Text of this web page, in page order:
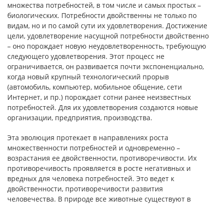
множества потребностей, в том числе и самых простых –
биологических. Потребности двойственны не только по
видам, но и по самой сути их удовлетворения. Достижение
цели, удовлетворение насущной потребности двойственно
– оно порождает новую неудовлетворенность, требующую
следующего удовлетворения. Этот процесс не
ограничивается, он развивается почти экспоненциально,
когда новый крупный технологический прорыв
(автомобиль, компьютер, мобильное общение, сети
Интернет, и пр.) порождает сотни ранее неизвестных
потребностей. Для их удовлетворения создаются новые
организации, предприятия, производства.
Эта эволюция протекает в направлениях роста
множественности потребностей и одновременно –
возрастания ее двойственности, противоречивости. Их
противоречивость проявляется в росте негативных и
вредных для человека потребностей. Это ведет к
двойственности, противоречивости развития
человечества. В природе все животные существуют в